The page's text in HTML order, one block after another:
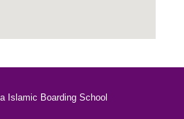
Islamic Boarding School